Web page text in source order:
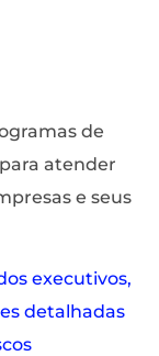
de
atender
e seus
executivos,
detalhadas